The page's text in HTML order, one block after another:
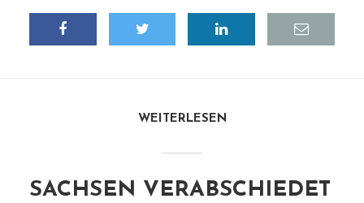
WEITERLESEN
SACHSEN VERABSCHIEDET